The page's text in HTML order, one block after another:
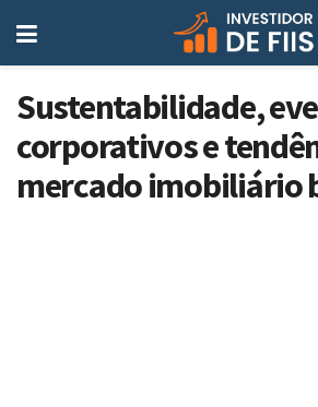
Sustentabilidade,
corporativos e
mercado imobiliário